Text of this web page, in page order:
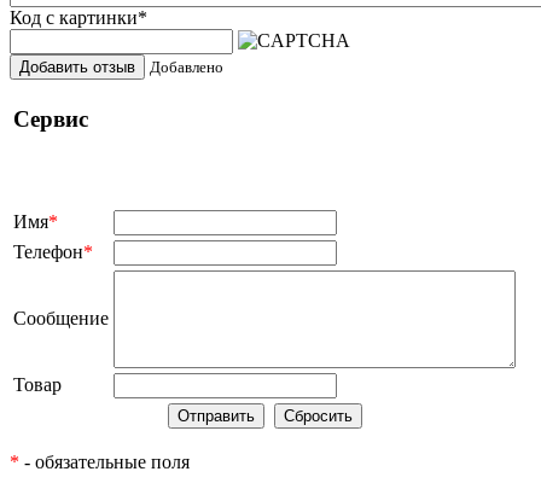
Код с картинки*
Добавить отзыв Добавлено
Сервис
Имя*
Телефон*
Сообщение
Товар
* - обязательные поля